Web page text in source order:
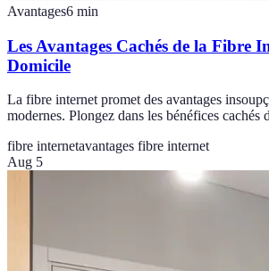
Avantages6 min
Les Avantages Cachés de la Fibre
Domicile
La fibre internet promet des avantages
modernes. Plongez dans les bénéfices cachés
fibre internetavantages fibre internet
Aug 5